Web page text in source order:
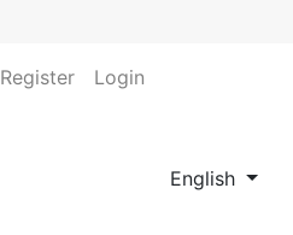
Register Login
Change the
English